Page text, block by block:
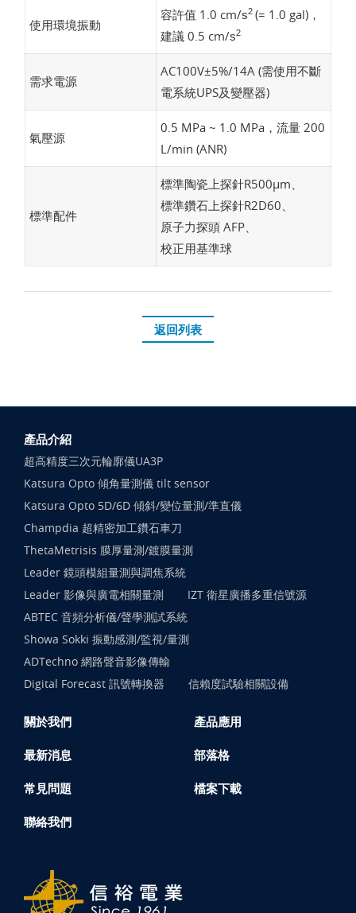
使用環境振動
容許值 1.0 cm/s2 (= 1.0 gal)，
建議 0.5 cm/s2
需求電源
AC100V±5%/14A (需使用不斷
電系統UPS及變壓器)
氣壓源
0.5 MPa ~ 1.0 MPa，流量 200
L/min (ANR)
標準配件
標準陶瓷上探針R500µm、
標準鑽石上探針R2D60、
原子力探頭 AFP、
校正用基準球
返回列表
產品介紹
超高精度三次元輪廓儀UA3P
Katsura Opto 傾角量測儀 tilt sensor
Katsura Opto 5D/6D 傾斜/變位量測/準直儀
Champdia 超精密加工鑽石車刀
ThetaMetrisis 膜厚量測/鍍膜量測
Leader 鏡頭模組量測與調焦系統
Leader 影像與廣電相關量測
IZT 衛星廣播多重信號源
ABTEC 音頻分析儀/聲學測試系統
Showa Sokki 振動感測/監視/量測
ADTechno 網路聲音影像傳輸
Digital Forecast 訊號轉換器
信賴度試驗相關設備
關於我們 產品應用
最新消息 部落格
常見問題 檔案下載
聯絡我們